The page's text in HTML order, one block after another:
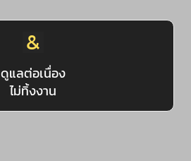
&
ดูแลต่อเนื่อง
ไม่ทิ้งงาน